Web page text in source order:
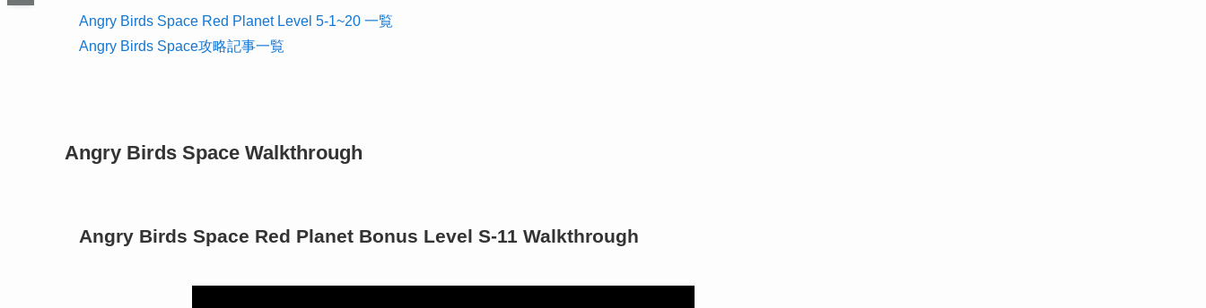
Angry Birds Space Red Planet Level 5-1~20 一覧
Angry Birds Space攻略記事一覧
Angry Birds Space Walkthrough
Angry Birds Space Red Planet Bonus Level S-11 Walkthrough